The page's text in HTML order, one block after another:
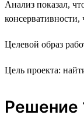
Анализ показал,
Целевой образ
Цель проекта:
Решение